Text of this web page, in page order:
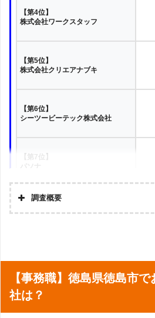
添乗員・ツアーコンダクター
日雇い派遣・日雇いバイト
主婦・子育てママ向け
【第4位】
株式会社ワークスタッフ
【第5位】
株式会社クリエアナブキ
【第6位】
シーツービーテック株式会社
【第7位】
株式会社スタッフクリエイト
テクノ・サービス
【第10位】
調査概要
調査対象とした求人
について
ている求人のうち
【事務職】徳島県徳島市
社は？